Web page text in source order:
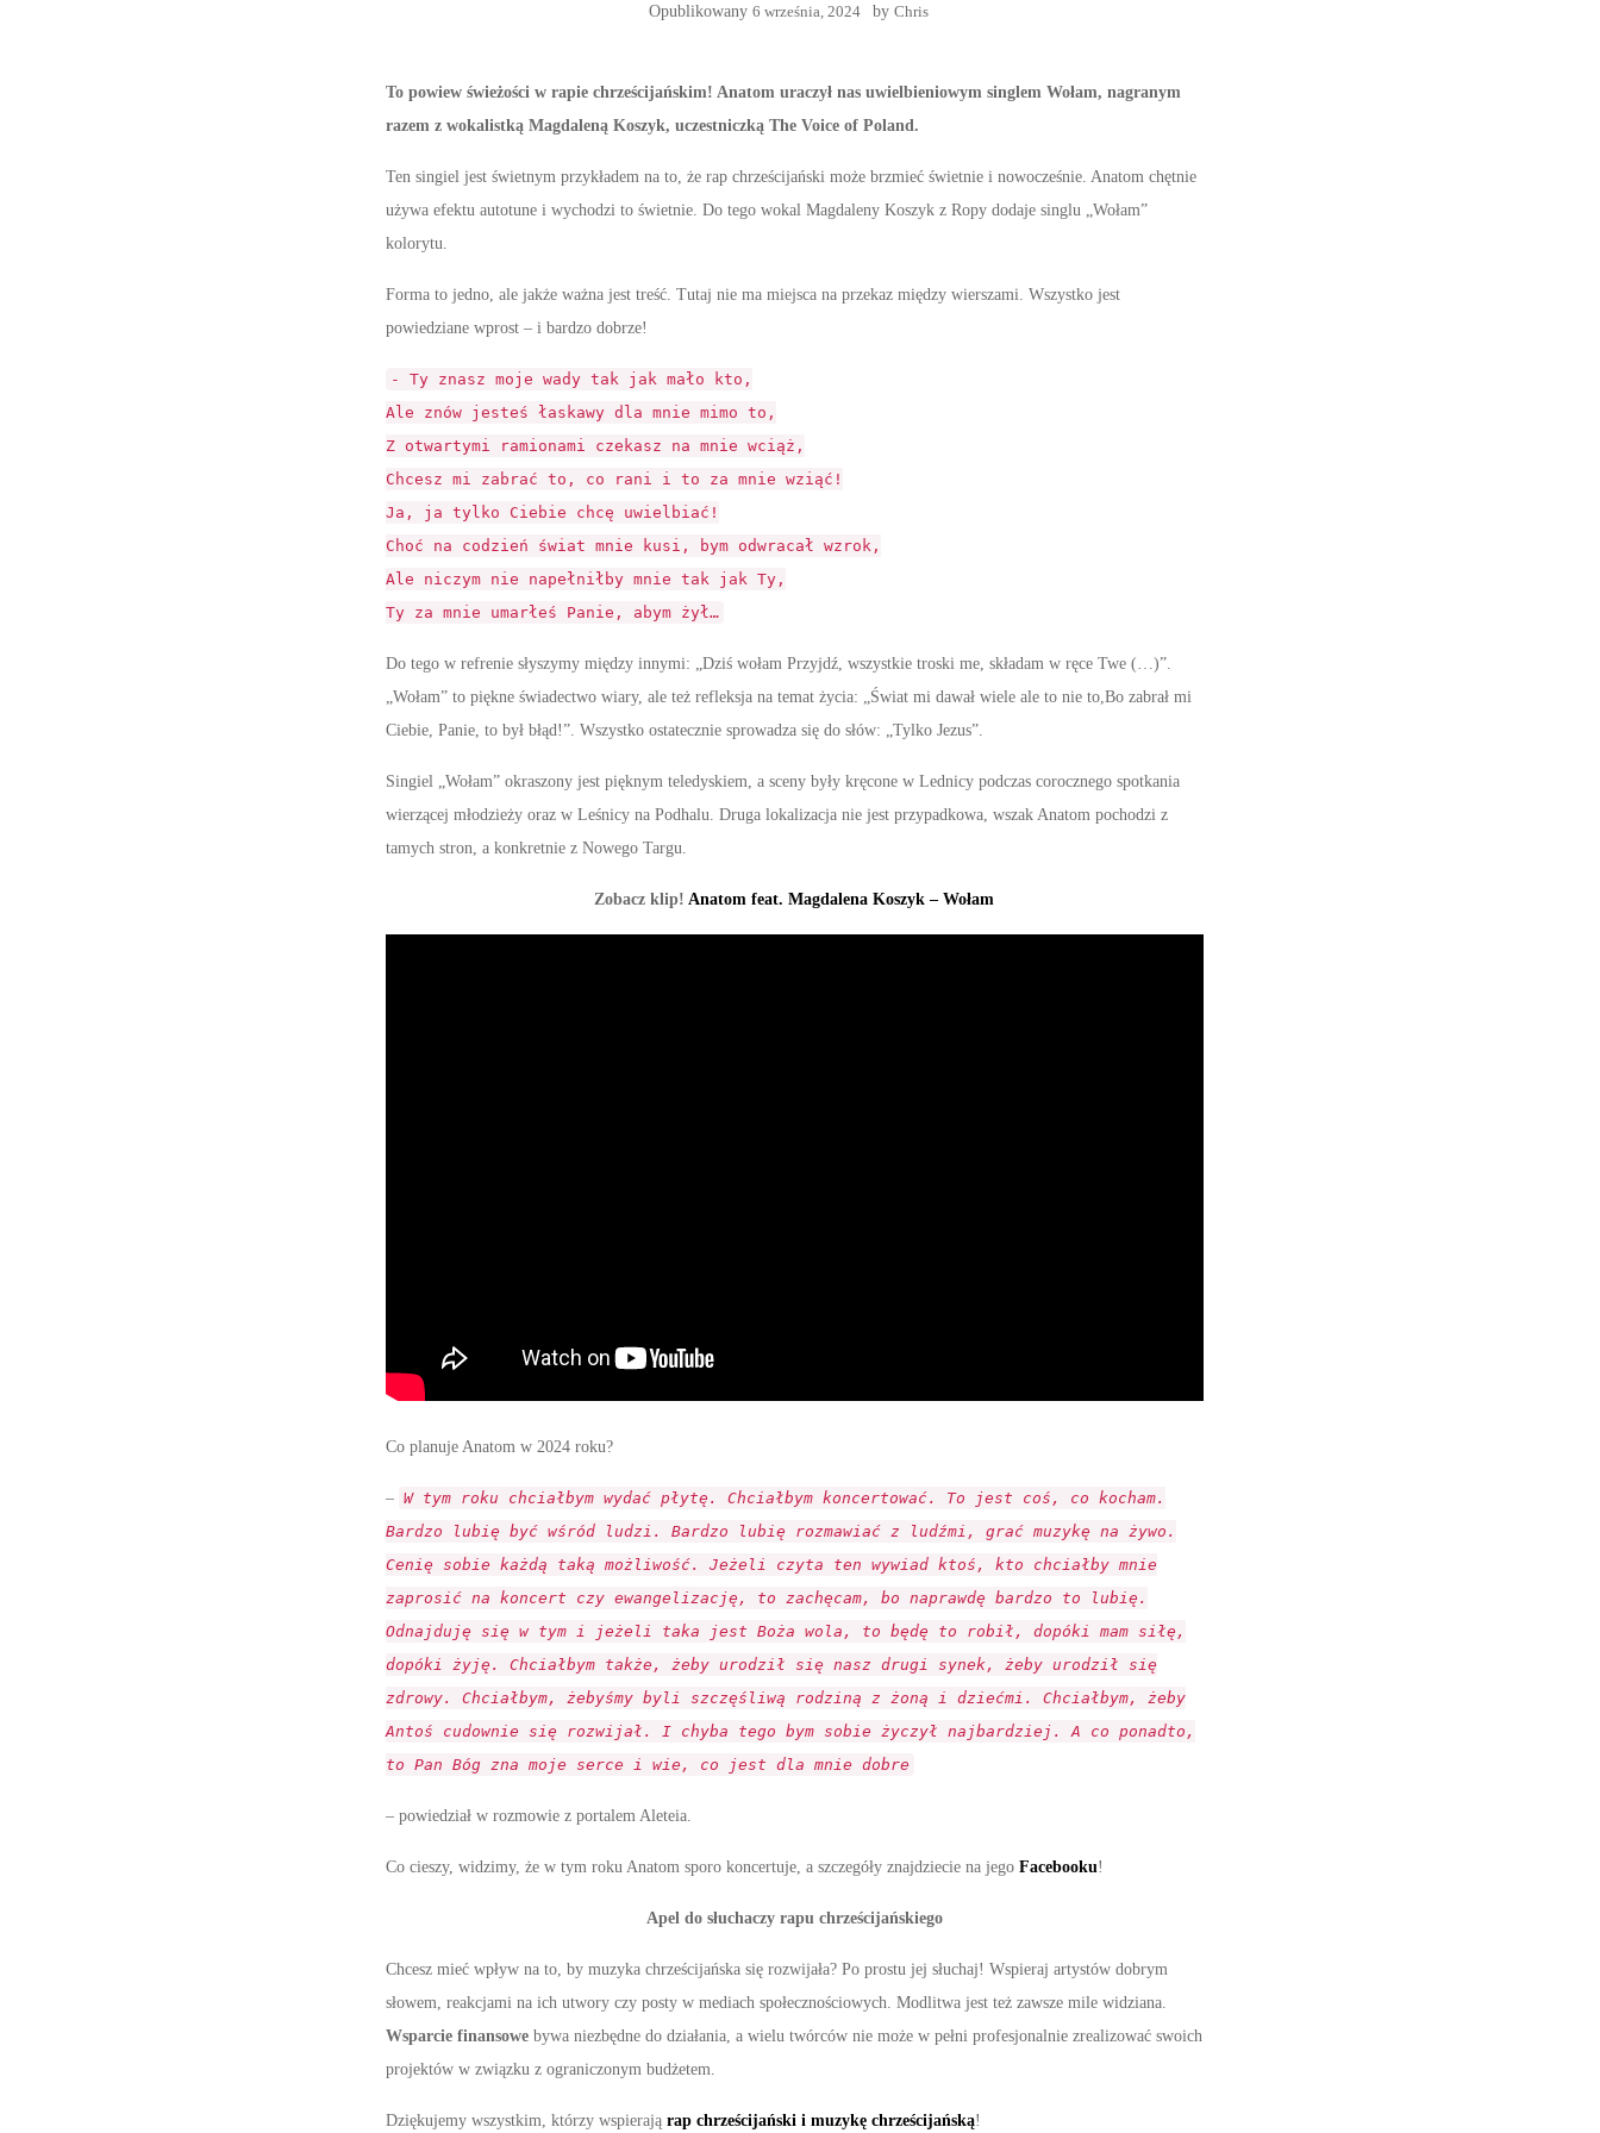
Opublikowany 6 września, 2024 by Chris
To powiew świeżości w rapie chrześcijańskim! Anatom uraczył nas uwielbieniowym singlem Wołam, nagranym
razem z wokalistką Magdaleną Koszyk, uczestniczką The Voice of Poland.
Ten singiel jest świetnym przykładem na to, że rap chrześcijański może brzmieć świetnie i nowocześnie. Anatom chętnie
używa efektu autotune i wychodzi to świetnie. Do tego wokal Magdaleny Koszyk z Ropy dodaje singlu „Wołam”
kolorytu.
Forma to jedno, ale jakże ważna jest treść. Tutaj nie ma miejsca na przekaz między wierszami. Wszystko jest
powiedziane wprost – i bardzo dobrze!
- Ty znasz moje wady tak jak mało kto,
Ale znów jesteś łaskawy dla mnie mimo to,
Z otwartymi ramionami czekasz na mnie wciąż,
Chcesz mi zabrać to, co rani i to za mnie wziąć!
Ja, ja tylko Ciebie chcę uwielbiać!
Choć na codzień świat mnie kusi, bym odwracał wzrok,
Ale niczym nie napełniłby mnie tak jak Ty,
Ty za mnie umarłeś Panie, abym żył…
Do tego w refrenie słyszymy między innymi: „Dziś wołam Przyjdź, wszystkie troski me, składam w ręce Twe (…)”.
„Wołam” to piękne świadectwo wiary, ale też refleksja na temat życia: „Świat mi dawał wiele ale to nie to,Bo zabrał mi
Ciebie, Panie, to był błąd!”. Wszystko ostatecznie sprowadza się do słów: „Tylko Jezus”.
Singiel „Wołam” okraszony jest pięknym teledyskiem, a sceny były kręcone w Lednicy podczas corocznego spotkania
wierzącej młodzieży oraz w Leśnicy na Podhalu. Druga lokalizacja nie jest przypadkowa, wszak Anatom pochodzi z
tamych stron, a konkretnie z Nowego Targu.
Zobacz klip! Anatom feat. Magdalena Koszyk – Wołam
Co planuje Anatom w 2024 roku?
– W tym roku chciałbym wydać płytę. Chciałbym koncertować. To jest coś, co kocham.
Bardzo lubię być wśród ludzi. Bardzo lubię rozmawiać z ludźmi, grać muzykę na żywo.
Cenię sobie każdą taką możliwość. Jeżeli czyta ten wywiad ktoś, kto chciałby mnie
zaprosić na koncert czy ewangelizację, to zachęcam, bo naprawdę bardzo to lubię.
Odnajduję się w tym i jeżeli taka jest Boża wola, to będę to robił, dopóki mam siłę,
dopóki żyję. Chciałbym także, żeby urodził się nasz drugi synek, żeby urodził się
zdrowy. Chciałbym, żebyśmy byli szczęśliwą rodziną z żoną i dziećmi. Chciałbym, żeby
Antoś cudownie się rozwijał. I chyba tego bym sobie życzył najbardziej. A co ponadto,
to Pan Bóg zna moje serce i wie, co jest dla mnie dobre
– powiedział w rozmowie z portalem Aleteia.
Co cieszy, widzimy, że w tym roku Anatom sporo koncertuje, a szczegóły znajdziecie na jego Facebooku!
Apel do słuchaczy rapu chrześcijańskiego
Chcesz mieć wpływ na to, by muzyka chrześcijańska się rozwijała? Po prostu jej słuchaj! Wspieraj artystów dobrym
słowem, reakcjami na ich utwory czy posty w mediach społecznościowych. Modlitwa jest też zawsze mile widziana.
Wsparcie finansowebywa niezbędne do działania, a wielu twórców nie może w pełni profesjonalnie zrealizować swoich
projektów w związku z ograniczonym budżetem.
Dziękujemy wszystkim, którzy wspierają rap chrześcijański i muzykę chrześcijańską!